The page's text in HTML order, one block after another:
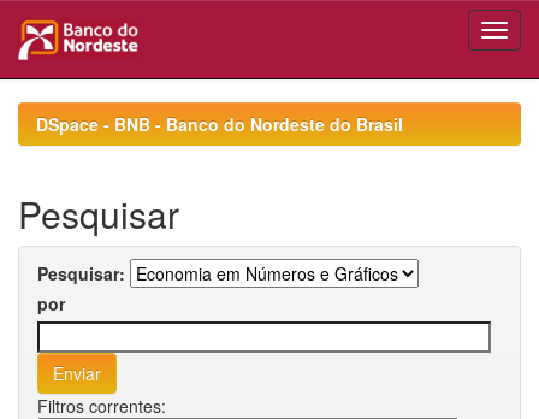
navigationDSpace - BNB - Banco do Nordeste do Brasil
Pesquisar
Pesquisar:
por
Filtros correntes: